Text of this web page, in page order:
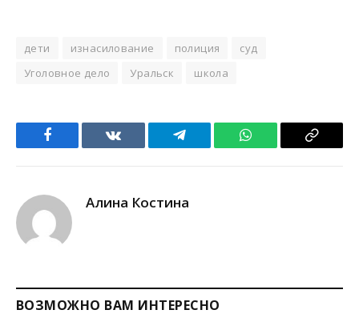
дети изнасилование полиция
суд
Уголовное дело
Уральск школа
Facebook VKontakteTelegram WhatsApp Copy
Алина Костина
ВОЗМОЖНО ВАМ ИНТЕРЕСНО